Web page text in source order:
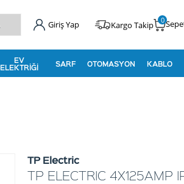
Giriş Yap Kargo Takip 0
EV
ELEKTRIĞI SARF OTOMASYON KABLO
TP Electric
TP ELECTRIC 4X125AMP